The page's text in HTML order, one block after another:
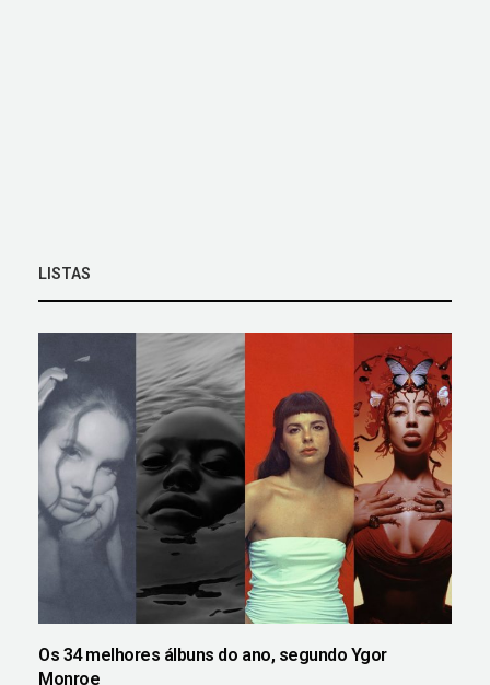
LISTAS
Os 34 melhores álbuns do ano, segundo Ygor
Monroe